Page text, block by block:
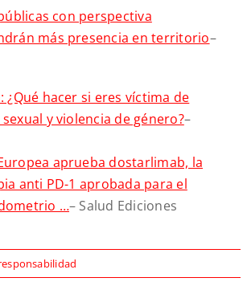
con perspectiva
más presencia en territorio–
¿Qué hacer si eres víctima de
y violencia de género?–
aprueba dostarlimab, la
anti PD-1 aprobada para el
…– Salud Ediciones